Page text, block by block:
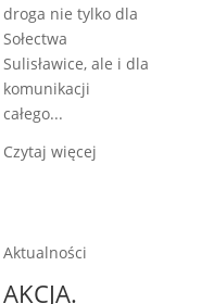
droga nie tylko dla
Sołectwa
Sulisławice, ale i dla
komunikacji
całego...
Czytaj więcej
Aktualności
AKCJA.